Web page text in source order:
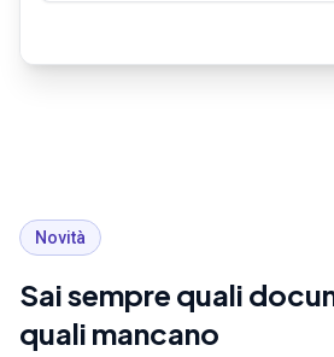
Novità
Sai sempre quali
quali mancano